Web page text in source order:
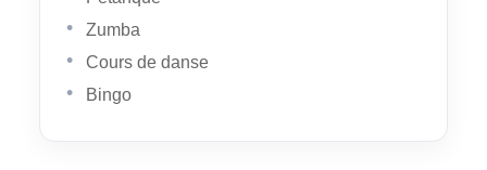
Zumba
Cours de danse
Bingo